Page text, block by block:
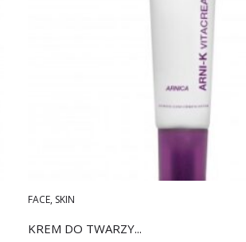
FACE, SKIN
KREM DO TWARZY...